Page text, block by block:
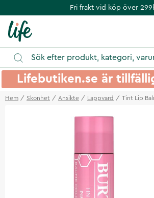
Fri frakt vid köp över
Lifebutiken.se är
Hem Skonhet Ansikte Lappvard Tint Lip